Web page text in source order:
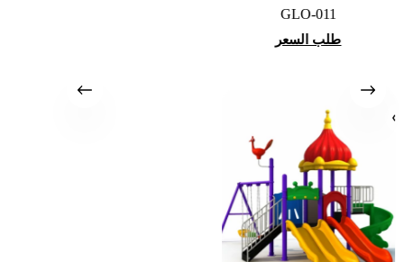
GLO-011
طلب السعر